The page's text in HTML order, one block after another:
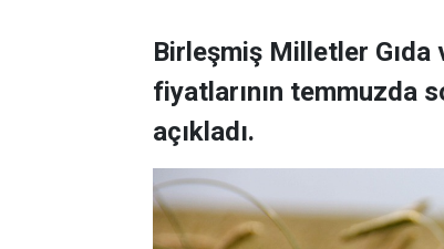
Birleşmiş Milletler Gıda
fiyatlarının temmuzda
açıkladı.